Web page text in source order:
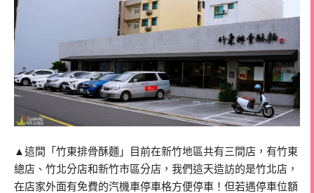
▲這間「竹東排骨酥麵」目前在新竹地區共有三間店，有竹東
總店、竹北分店和新竹市區分店，我們這天造訪的是竹北店，
在店家外面有免費的汽機車停車格方便停車！但若遇停車位額